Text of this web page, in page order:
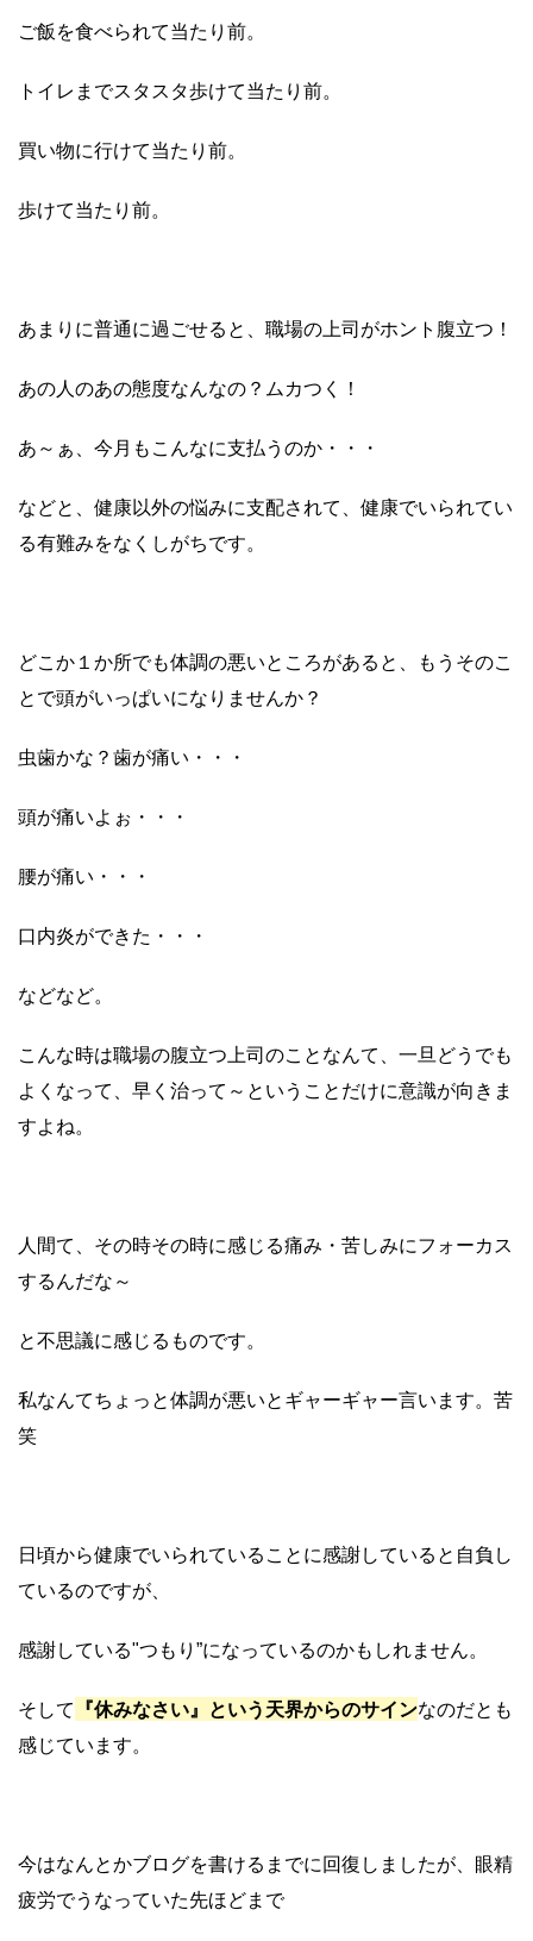
ご飯を食べられて当たり前。
トイレまでスタスタ歩けて当たり前。
買い物に行けて当たり前。
歩けて当たり前。
あまりに普通に過ごせると、職場の上司がホント腹立つ！
あの人のあの態度なんなの？ムカつく！
あ～ぁ、今月もこんなに支払うのか・・・
などと、健康以外の悩みに支配されて、健康でいられてい
る有難みをなくしがちです。
どこか１か所でも体調の悪いところがあると、もうそのこ
とで頭がいっぱいになりませんか？
虫歯かな？歯が痛い・・・
頭が痛いよぉ・・・
腰が痛い・・・
口内炎ができた・・・
などなど。
こんな時は職場の腹立つ上司のことなんて、一旦どうでも
よくなって、早く治って～ということだけに意識が向きま
すよね。
人間て、その時その時に感じる痛み・苦しみにフォーカス
するんだな～
と不思議に感じるものです。
私なんてちょっと体調が悪いとギャーギャー言います。苦
笑
日頃から健康でいられていることに感謝していると自負し
ているのですが、
感謝している"つもり”になっているのかもしれません。
そして 『休みなさい』という天界からのサインなのだとも
感じています。
今はなんとかブログを書けるまでに回復しましたが、眼精
疲労でうなっていた先ほどまで